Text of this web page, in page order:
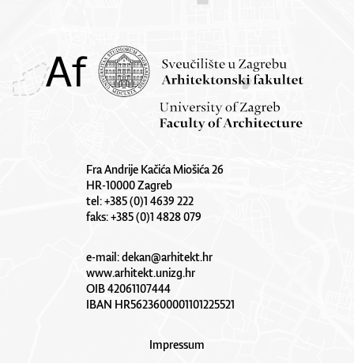
Fra Andrije Kačića Miošića 26
HR-10000 Zagreb
tel: +385 (0)1 4639 222
faks: +385 (0)1 4828 079
e-mail:dekan@arhitekt.hr
www.arhitekt.unizg.hr
OIB 42061107444
IBAN HR5623600001101225521
Impressum